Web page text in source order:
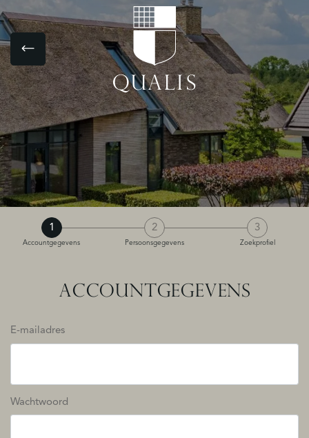
1
Accountgegevens
2
Persoonsgegevens
3
Zoekprofiel
ACCOUNTGEGEVENS
E-mailadres
Wachtwoord